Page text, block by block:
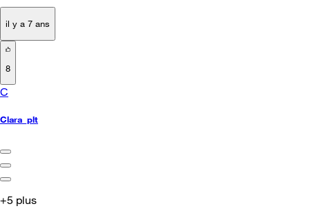
il y a 7 ans
8
C
Clara_plt
+5 plus